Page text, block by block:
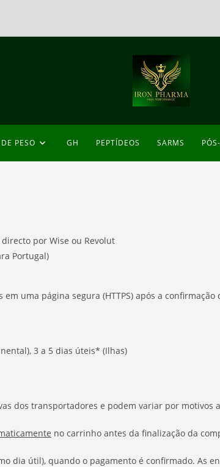
PESO GH PEPTÍDEOS SARMS
por Wise ou Revolut
Portugal)
uma página segura (HTTPS) após a
3 a 5 dias úteis* (Ilhas)
dos transportadores e podem variar por motivos
no carrinho antes da finalização da
dia útil), quando o pagamento é confirmado. As